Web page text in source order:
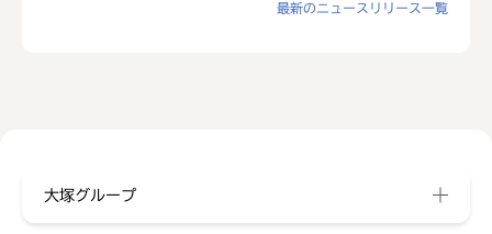
最新のニュースリリース一覧
大塚グループ